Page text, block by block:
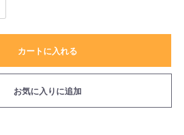
カートに入れる
お気に入りに追加